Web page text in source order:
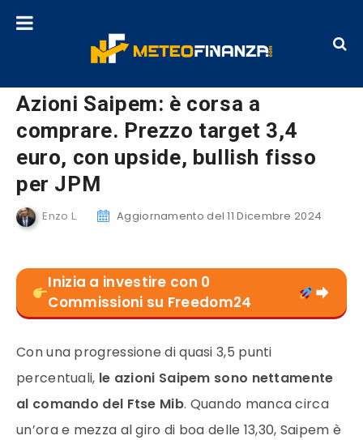
Azioni Saipem: è corsa a
comprare. Prezzo target 3,4
euro, con upside, bullish fisso
per JPM
Enzo L. Aggiornamento del 11 Dicembre 2024
Inizia a investire con 0
Commissioni su Freedom24
Con una progressione di quasi 3,5 punti
percentuali, le azioni Saipem sono nettamente
al comando del Ftse Mib. Quando manca circa
un’ora e mezza al giro di boa delle 13,30, Saipem è